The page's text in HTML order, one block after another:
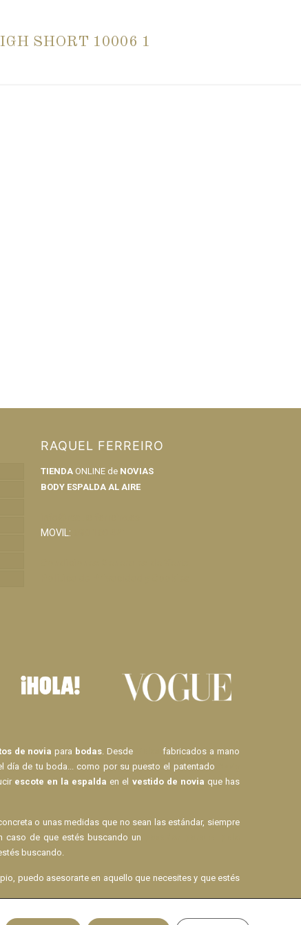
SHORT 10006 1
RAQUEL FERREIRO
TIENDAONLINE de NOVIAS
BODY ESPALDA AL AIRE
MOVIL:
de novia para bodas. Desde
fabricados a mano
día de tu boda... como por su puesto el patentado
escote en la espalda en el vestido de novia que has
o unas medidas que no sean las estándar, siempre
caso de que estés buscando un
buscando.
puedo asesorarte en aquello que necesites y que estés